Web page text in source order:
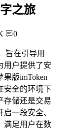
之旅
0
旨在引导用
用户提供了安
版imToken
安全的环境下
存储还是交易
一段安全、
满足用户在数